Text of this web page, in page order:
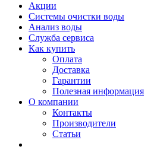
Акции
Системы очистки воды
Анализ воды
Служба сервиса
Как купить
Оплата
Доставка
Гарантии
Полезная информация
О компании
Контакты
Производители
Статьи